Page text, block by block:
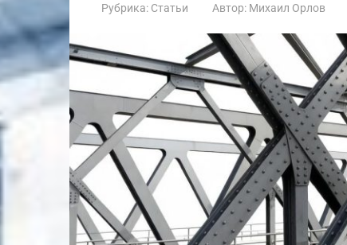
Рубрика: Статьи Автор: Михаил Орлов